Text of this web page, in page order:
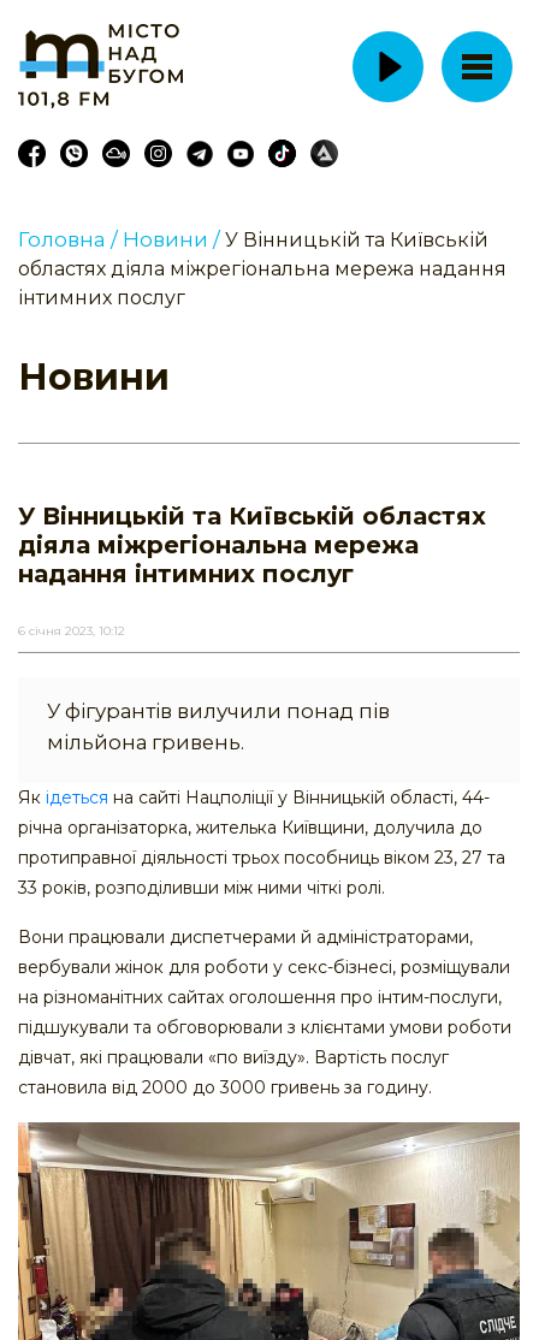
Головна / Новини / У Вінницькій та Київській
областях діяла міжрегіональна мережа надання
інтимних послуг
Новини
У Вінницькій та Київській областях
діяла міжрегіональна мережа
надання інтимних послуг
6 січня 2023, 10:12
У фігурантів вилучили понад пів
мільйона гривень.
Як ідеться на сайті Нацполіції у Вінницькій області, 44-
річна організаторка, жителька Київщини, долучила до
протиправної діяльності трьох пособниць віком 23, 27 та
33 років, розподіливши між ними чіткі ролі.
Вони працювали диспетчерами й адміністраторами,
вербували жінок для роботи у секс-бізнесі, розміщували
на різноманітних сайтах оголошення про інтим-послуги,
підшукували та обговорювали з клієнтами умови роботи
дівчат, які працювали «по виїзду». Вартість послуг
становила від 2000 до 3000 гривень за годину.